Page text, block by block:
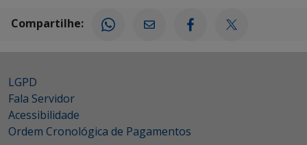
Compartilhe:
LGPD
Fala Servidor
Acessibilidade
Ordem Cronológica de Pagamentos